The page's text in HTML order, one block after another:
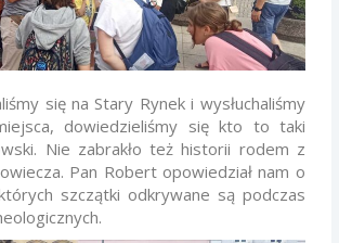
się na Stary Rynek i wysłuchaliśmy
dowiedzieliśmy się kto to taki
Nie zabrakło teżhistorii rodem z
Pan Robert opowiedział nam o
szczątki odkrywane są podczas